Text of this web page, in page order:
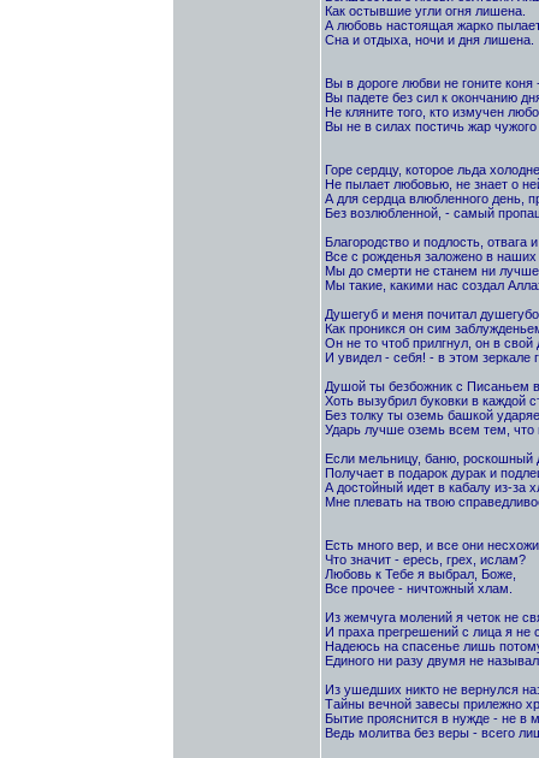
Как остывшие угли огня лишена.
А любовь настоящая жарко
Сна и отдыха, ночи и дня лишена.
Вы в дороге любви не гоните коня
Вы падете без сил к окончанию
Не кляните того, кто измучен
Вы не в силах постичь жар чужого
Горе сердцу, которое льда
Не пылает любовью, не знает о
А для сердца влюбленного день,
Без возлюбленной, - самый
Благородство и подлость, отвага
Все с рожденья заложено в наших
Мы до смерти не станем ни
Мы такие, какими нас создал
Душегуб и меня почитал
Как проникся он сим
Он не то чтоб прилгнул, он в свой
И увидел - себя! - в этом зеркале
Душой ты безбожник с Писаньем
Хоть вызубрил буковки в каждой
Без толку ты оземь башкой
Ударь лучше оземь всем тем, что
Если мельницу, баню, роскошный
Получает в подарок дурак и
А достойный идет в кабалу из-за
Мне плевать на твою
Есть много вер, и все они
Что значит - ересь, грех, ислам?
Любовь к Тебе я выбрал, Боже,
Все прочее - ничтожный хлам.
Из жемчуга молений я четок не
И праха прегрешений с лица я не
Надеюсь на спасенье лишь
Единого ни разу двумя не
Из ушедших никто не вернулся
Тайны вечной завесы прилежно
Бытие прояснится в нужде - не в
Ведь молитва без веры - всего